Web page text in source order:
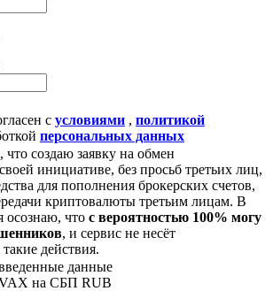
с условиями , политикой
персональных данных
создаю заявку на обмен
инициативе, без просьб третьих лиц,
для пополнения брокерских счетов,
криптовалюты третьим лицам. В
осознаю, что с вероятностью 100% могу
, и сервис не несёт
действия.
данные
на СБП RUB